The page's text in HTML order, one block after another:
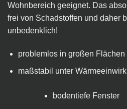
Wohnbereich geeignet. Das
frei von Schadstoffen und daher
unbedenklich!
problemlos in großen Flächen
maßstabil unter
bodentiefe Fenster